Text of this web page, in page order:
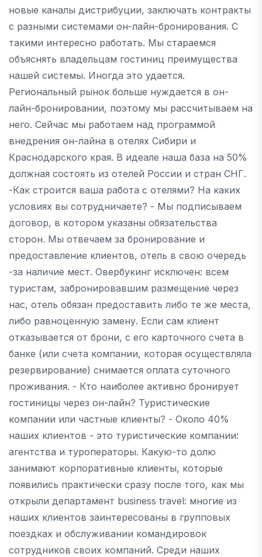
новые каналы дистрибуции, заключать контракты
с разными системами он-лайн-бронирования. С
такими интересно работать. Мы стараемся
объяснять владельцам гостиниц преимущества
нашей системы. Иногда это удается.
Региональный рынок больше нуждается в он-
лайн-бронировании, поэтому мы рассчитываем на
него. Сейчас мы работаем над программой
внедрения он-лайна в отелях Сибири и
Краснодарского края. В идеале наша база на 50%
должная состоять из отелей России и стран СНГ.
-Как строится ваша работа с отелями? На каких
условиях вы сотрудничаете? - Мы подписываем
договор, в котором указаны обязательства
сторон. Мы отвечаем за бронирование и
предоставление клиентов, отель в свою очередь
-за наличие мест. Овербукинг исключен: всем
туристам, забронировавшим размещение через
нас, отель обязан предоставить либо те же места,
либо равноценную замену. Если сам клиент
отказывается от брони, с его карточного счета в
банке (или счета компании, которая осуществляла
резервирование) снимается оплата суточного
проживания. - Кто наиболее активно бронирует
гостиницы через он-лайн? Туристические
компании или частные клиенты? - Около 40%
наших клиентов - это туристические компании:
агентства и туроператоры. Какую-то долю
занимают корпоративные клиенты, которые
появились практически сразу после того, как мы
открыли департамент business travel: многие из
наших клиентов заинтересованы в групповых
поездках и обслуживании командировок
сотрудников своих компаний. Среди наших